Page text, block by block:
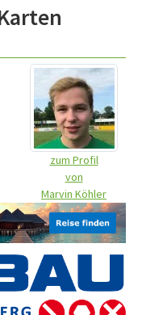
zum Profil
von
Marvin Köhler